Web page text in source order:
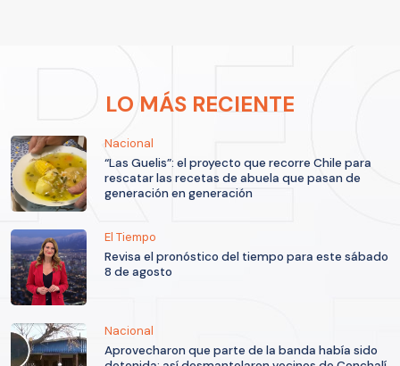
LO MÁS RECIENTE
Nacional
“Las Guelis”: el proyecto que recorre Chile para
rescatar las recetas de abuela que pasan de
generación en generación
El Tiempo
Revisa el pronóstico del tiempo para este sábado
8 de agosto
Nacional
Aprovecharon que parte de la banda había sido